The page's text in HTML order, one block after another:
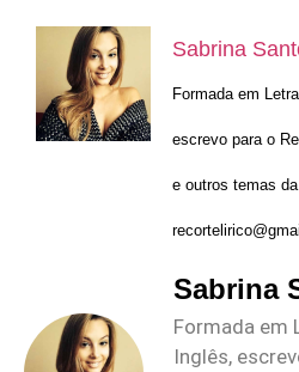
Sabrina
Formada em
escrevo para o
e outros temas
Sabrina
Formada em
Inglês,